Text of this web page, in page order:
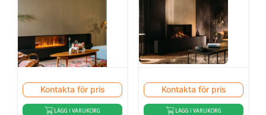
Kontakta för pris
LÄGG I VARUKORG
Kontakta för pris
LÄGG I VARUKORG